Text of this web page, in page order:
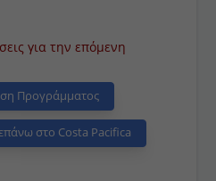
για την επόμενη
Προγράμματος
στο Costa Pacifica